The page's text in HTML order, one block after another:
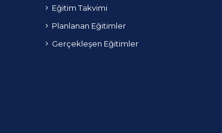
Eğitim Takvimi
Planlanan Eğitimler
Gerçekleşen Eğitimler